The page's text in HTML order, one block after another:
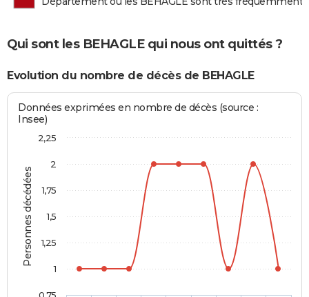
Qui sont les BEHAGLE qui nous ont quittés ?
Evolution du nombre de décès de BEHAGLE
Personnes décédées
Données exprimées en nombre de décès (source :
Insee)
0,75
1
1,25
1,5
1,75
2
2,25